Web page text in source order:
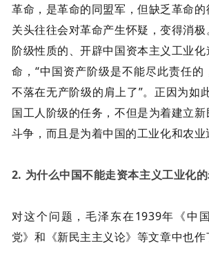
革命，是革命的同盟军，但缺乏革命
关头往往会对革命产生怀疑，变得消
阶级性质的、开辟中国资本主义工业
命，“中国资产阶级是不能尽此责任的
不落在无产阶级的肩上了”。正因为如
国工人阶级的任务，不但是为着建立
斗争，而且是为着中国的工业化和农业
2. 为什么中国不能走资本主义工业化的
对这个问题，毛泽东在1939年《中
党》和《新民主主义论》等文章中也作